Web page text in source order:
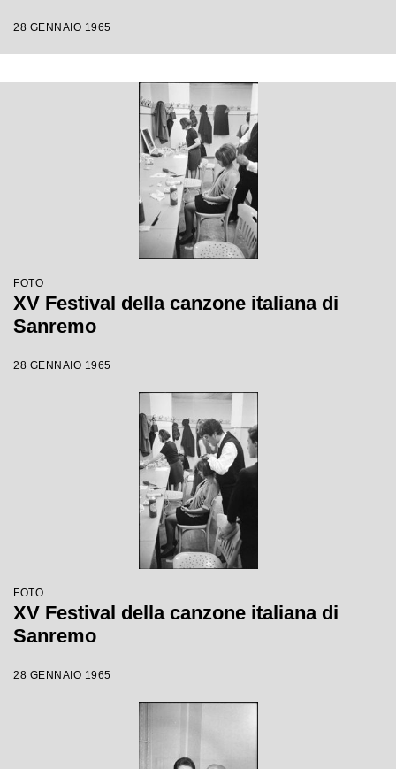
28 GENNAIO 1965
FOTO
XV Festival della canzone italiana di
Sanremo
28 GENNAIO 1965
FOTO
XV Festival della canzone italiana di
Sanremo
28 GENNAIO 1965